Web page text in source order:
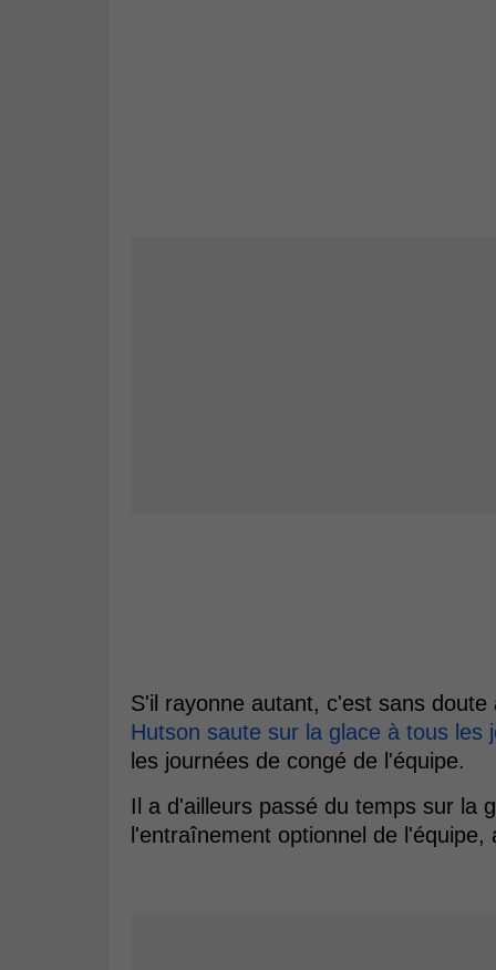
S'il rayonne autant, c'est sans
Hutson saute sur la glace à tous les
les journées de congé de l'équipe.
Il a d'ailleurs passé du temps sur la
l'entraînement optionnel de